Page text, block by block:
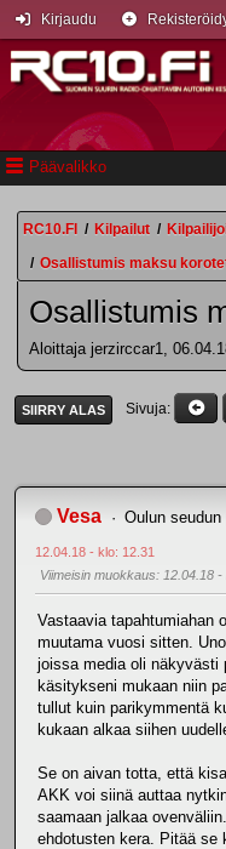
Päävalikko
Kirjaudu
RC10.FI / Kilpailut /
/ Osallistumis maksu
Osallistumis
Aloittaja jerzirccar1,
SIIRRY ALAS Sivuja
Vesa Oulun
12.04.18 - klo: 12.31
Viimeisin muokkaus: 12.04.18
Vastaavia tapahtumiahan
muutama vuosi sitten.
joissa media oli näkyvästi
käsitykseni mukaan niin
tullut kuin parikymmentä
kukaan alkaa siihen
Se on aivan totta, että
AKK voi siinä auttaa
saamaan jalkaa
ehdotusten kera. Pitää se